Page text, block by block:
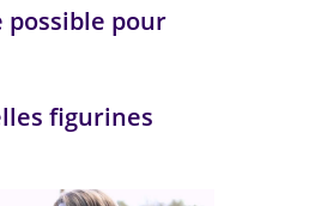
possible pour
figurines